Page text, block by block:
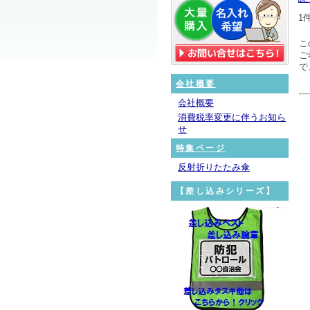
会社概要
会社概要
消費税率変更に伴うお知ら
せ
特集ページ
反射折りたたみ傘
【差し込みシリーズ】
1
で